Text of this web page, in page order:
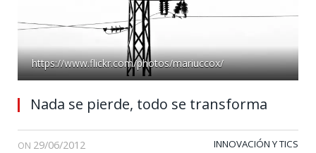
https://www.flickr.com/photos/mariuccox/
Nada se pierde, todo se transforma
ON 29/06/2012 INNOVACIÓN Y TICS